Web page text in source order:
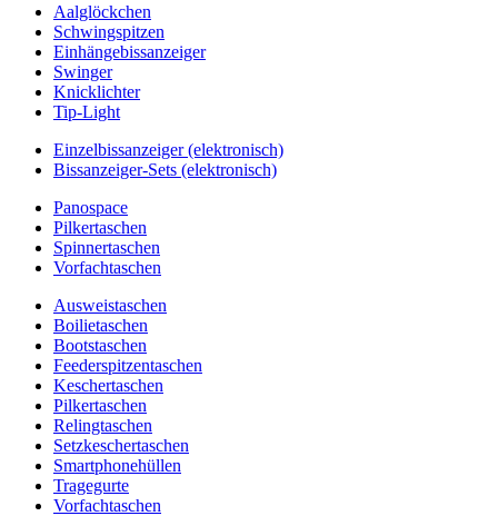
Aalglöckchen
Schwingspitzen
Einhängebissanzeiger
Swinger
Knicklichter
Tip-Light
Einzelbissanzeiger (elektronisch)
Bissanzeiger-Sets (elektronisch)
Panospace
Pilkertaschen
Spinnertaschen
Vorfachtaschen
Ausweistaschen
Boilietaschen
Bootstaschen
Feederspitzentaschen
Keschertaschen
Pilkertaschen
Relingtaschen
Setzkeschertaschen
Smartphonehüllen
Tragegurte
Vorfachtaschen